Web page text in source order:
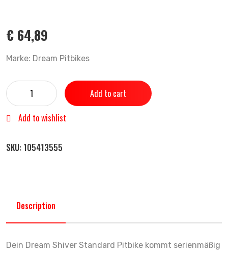
€ 64,89
Marke: Dream Pitbikes
Add to cart
Add to wishlist
SKU: 105413555
Description
Dein Dream Shiver Standard Pitbike kommt serienmäßig